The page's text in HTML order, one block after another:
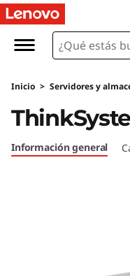
T
h
n
S
Inicio > Servidores y
Información general